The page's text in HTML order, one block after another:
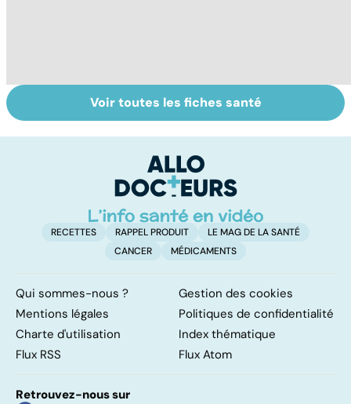
Staphylocoque
doré : une
Qu'est-ce que le
coma ?
Voir toutes les fiches santé
RECETTES RAPPEL PRODUIT
LE MAG DE LA SANTÉ
CANCER
MÉDICAMENTS
Qui sommes-nous ?
Gestion des cookies
Mentions légales
Politiques de confidentialité
Charte d'utilisation
Index thématique
Flux RSS
Flux Atom
Retrouvez-nous sur